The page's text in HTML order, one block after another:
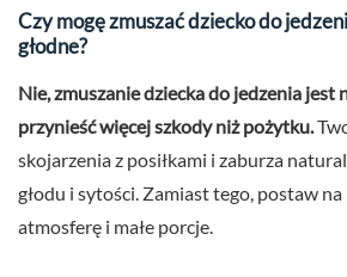
Czy mogę zmuszać dziecko do
głodne?
Nie, zmuszanie dziecka do jedzenia jest
przynieść więcej szkody niż pożytku.
skojarzenia z posiłkami i zaburza
głodu i sytości. Zamiast tego, postaw
atmosferę i małe porcje.